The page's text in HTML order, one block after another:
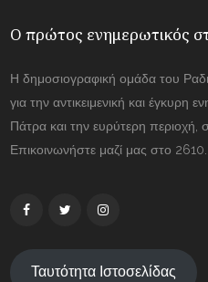
Ο πρώτος ενημερωτικός
Η δημοσιογραφική ομάδα του
για την αντικειμενική και
Πάτρα και την ευρύτερη περιοχή,
Επικοινωνήστε μαζί μας στο
Ταυτότητα Ιστοσελίδας